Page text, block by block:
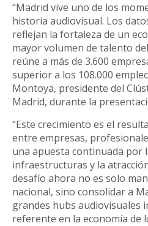
“Madrid vive uno de los
historia audiovisual. Los
reflejan la fortaleza de un
mayor volumen de talento
reúne a más de 3.600
superior a los 108.000
Montoya, presidente del
Madrid, durante la
“Este crecimiento es el
entre empresas,
una apuesta continuada por
infraestructuras y la
desafío ahora no es solo
nacional, sino consolidar a
grandes hubs audiovisuales
referente en la economía de